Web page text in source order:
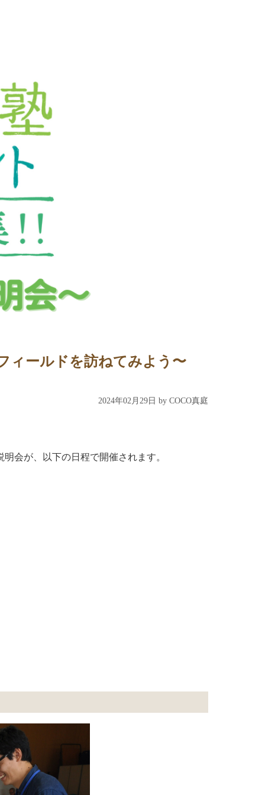
ィールドを訪ねてみよう〜
2024年02月29日 by COCO真庭
会が、以下の日程で開催されます。